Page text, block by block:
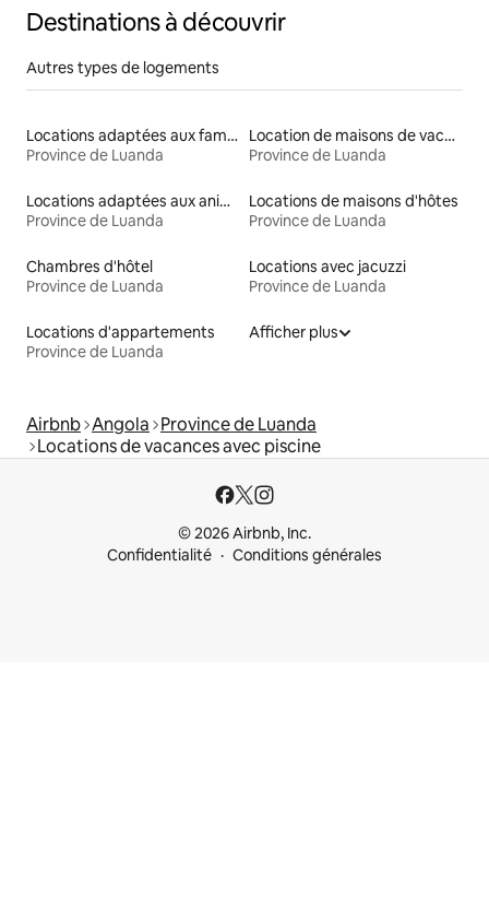
Destinations à découvrir
Autres types de logements
Locations adaptées aux familles
Province de Luanda
Location de maisons de vacances
Province de Luanda
Locations adaptées aux animaux
Province de Luanda
Locations de maisons d'hôtes
Province de Luanda
Chambres d'hôtel
Province de Luanda
Locations avec jacuzzi
Province de Luanda
Locations d'appartements
Province de Luanda
Afficher plus
Airbnb Angola Province de Luanda
Locations de vacances avec piscine
© 2026 Airbnb, Inc.
Confidentialité
Conditions générales